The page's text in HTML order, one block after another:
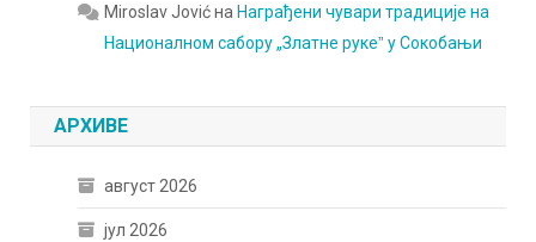
Miroslav Jovićна Награђени чувари традиције на
Националном сабору „Златне рукеˮ у Сокобањи
АРХИВЕ
август 2026
јул 2026